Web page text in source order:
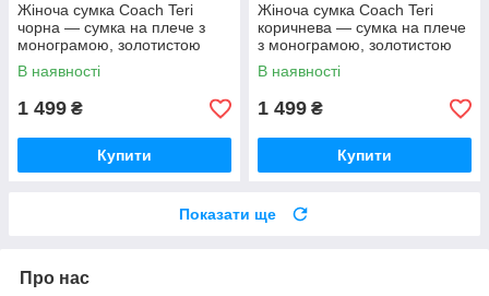
Жіноча сумка Coach Teri
чорна — сумка на плече з
монограмою, золотистою
фурнітурою та ремінцем
В наявності
1 499 ₴
Купити
Жіноча сумка Coach Teri
коричнева — сумка на плече
з монограмою, золотистою
фурнітурою та ремінцем
В наявності
1 499 ₴
Купити
Показати ще
Про нас